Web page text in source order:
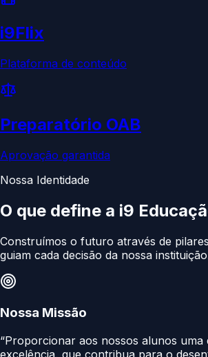
i9Flix
Plataforma de conteúdo
Preparatório OAB
Aprovação garantida
Nossa Identidade
O que define a i9
Construímos o futuro através de
guiam cada decisão da nossa
Nossa Missão
“Proporcionar aos nossos alunos uma
excelência, que contribua para o